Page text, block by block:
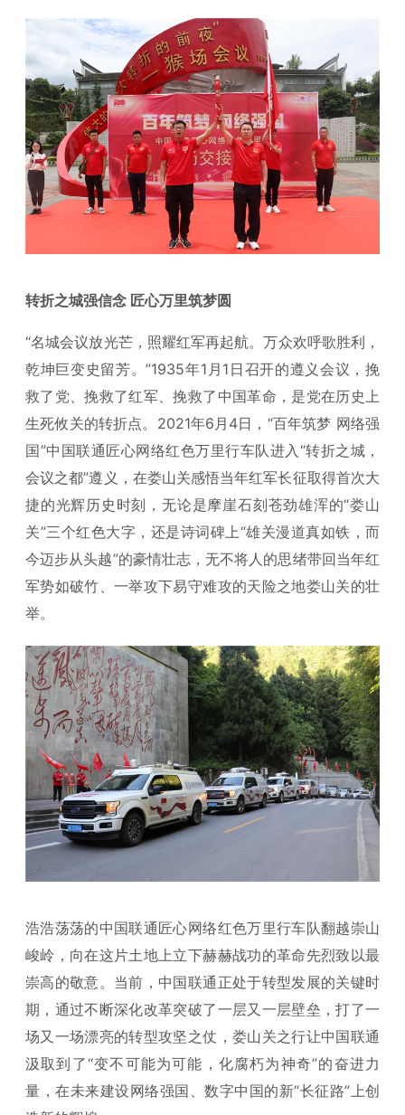
转折之城强信念 匠心万里筑梦圆
“名城会议放光芒，照耀红军再起航。万众欢呼歌胜利，
乾坤巨变史留芳。”1935年1月1日召开的遵义会议，挽
救了党、挽救了红军、挽救了中国革命，是党在历史上
生死攸关的转折点。2021年6月4日，“百年筑梦 网络强
国”中国联通匠心网络红色万里行车队进入“转折之城，
会议之都”遵义，在娄山关感悟当年红军长征取得首次大
捷的光辉历史时刻，无论是摩崖石刻苍劲雄浑的“娄山
关”三个红色大字，还是诗词碑上“雄关漫道真如铁，而
今迈步从头越”的豪情壮志，无不将人的思绪带回当年红
军势如破竹、一举攻下易守难攻的天险之地娄山关的壮
举。
浩浩荡荡的中国联通匠心网络红色万里行车队翻越崇山
峻岭，向在这片土地上立下赫赫战功的革命先烈致以最
崇高的敬意。当前，中国联通正处于转型发展的关键时
期，通过不断深化改革突破了一层又一层壁垒，打了一
场又一场漂亮的转型攻坚之仗，娄山关之行让中国联通
汲取到了“变不可能为可能，化腐朽为神奇”的奋进力
量，在未来建设网络强国、数字中国的新“长征路”上创